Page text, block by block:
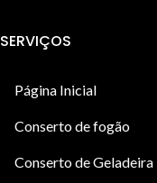
SERVIÇOS
Página Inicial
Conserto de fogão
Conserto de Geladeira